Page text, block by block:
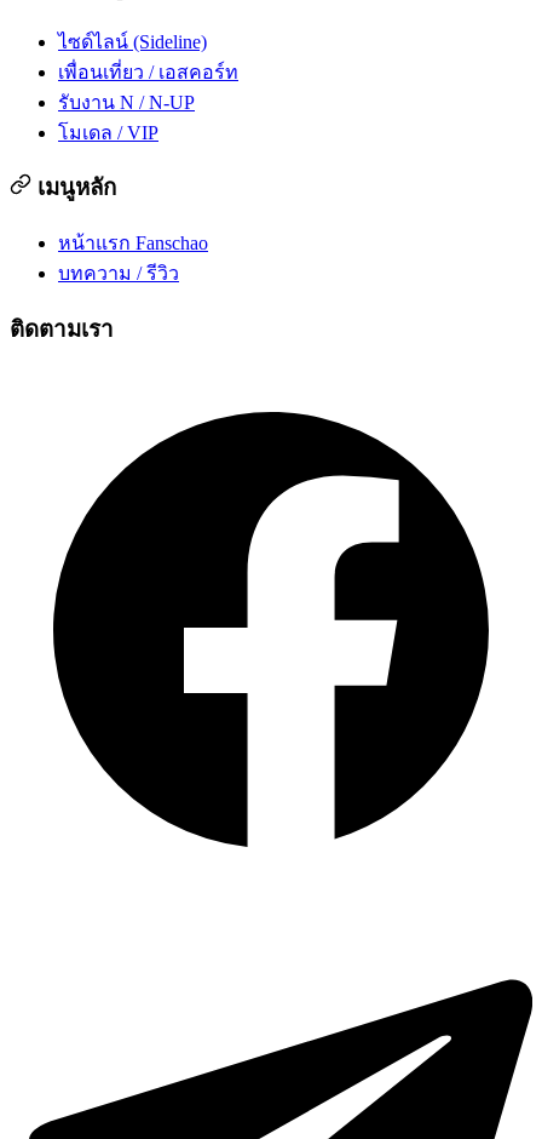
ไซด์ไลน์ (Sideline)
เพื่อนเที่ยว / เอสคอร์ท
รับงาน N / N-UP
โมเดล / VIP
เมนูหลัก
หน้าแรก Fanschao
บทความ / รีวิว
ติดตามเรา